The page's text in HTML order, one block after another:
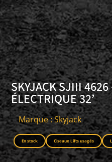
SKYJACK SJIII
ÉLECTRIQUE 32’
Marque : Skyjack
En stock Ciseaux Lifts usagés